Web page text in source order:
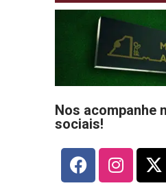
Nos acompanhe
sociais!